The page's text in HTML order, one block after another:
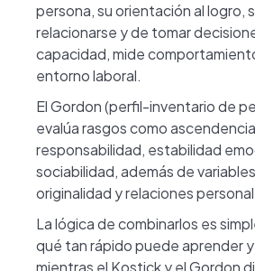
persona, su orientación al logro,
relacionarse y de tomar
capacidad, mide
entorno laboral.
El Gordon (perfil-inventario de
evalúa rasgos como
responsabilidad, estabilidad
sociabilidad, además de
originalidad y relaciones
La lógica de combinarlos es
qué tan rápido puede aprender
mientras el Kostick y el Gordon